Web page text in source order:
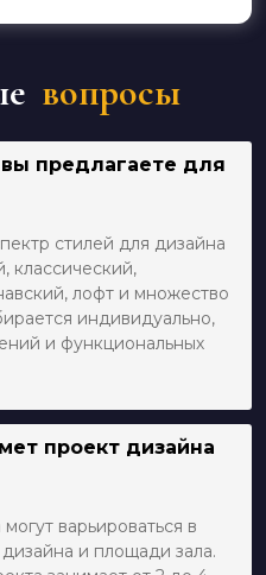
вопросы
предлагаете для
стилей для дизайна
классический,
лофт и множество
индивидуально,
и функциональных
проект дизайна
варьироваться в
и площади зала.